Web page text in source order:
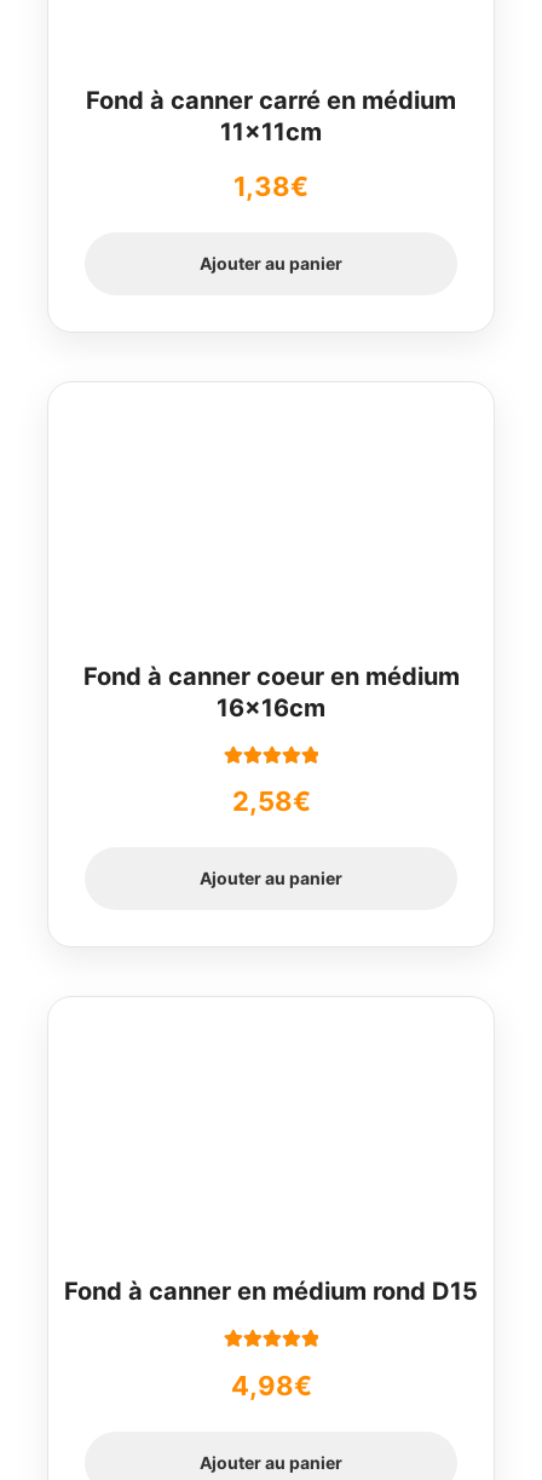
Fond à canner carré en médium
11x11cm
1,38€
Ajouter au panier
Fond à canner coeur en médium
16x16cm
5
2,58€
Ajouter au panier
Fond à canner en médium rond D15
5
4,98€
Ajouter au panier